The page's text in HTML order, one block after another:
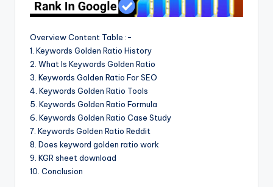
Overview Content Table :-
1. Keywords Golden Ratio History
2. What Is Keywords Golden Ratio
3. Keywords Golden Ratio For SEO
4. Keywords Golden Ratio Tools
5. Keywords Golden Ratio Formula
6. Keywords Golden Ratio Case Study
7. Keywords Golden Ratio Reddit
8. Does keyword golden ratio work
9. KGR sheet download
10. Conclusion